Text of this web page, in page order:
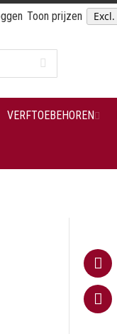
Toon prijzen
VERFTOEBEHOREN